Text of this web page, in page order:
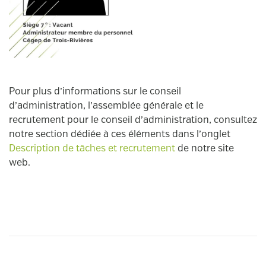
Pour plus d’informations sur le conseil
d’administration, l’assemblée générale et le
recrutement pour le conseil d’administration, consultez
notre section dédiée à ces éléments dans l’onglet
Description de tâches et recrutement de notre site
web.